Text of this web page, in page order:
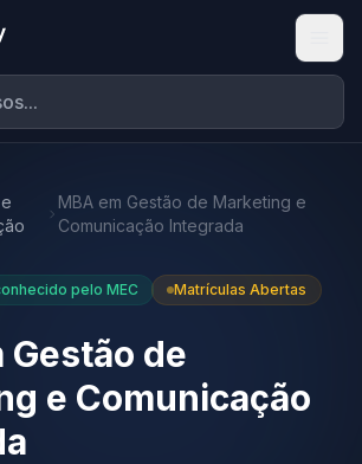
— Página Inicial
MBA em Gestão de Marketing e
Comunicação Integrada
pelo MEC Matrículas Abertas
Gestão de
e Comunicação